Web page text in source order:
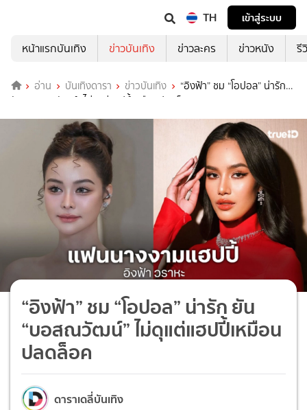
TH
เข้าสู่ระบบ
หน้าแรกบันเทิง
ข่าวบันเทิง ข่าวละคร ข่าวหนัง รี
อ่าน บันเทิงดารา ข่าวบันเทิง
“อิงฟ้า” ชม “โอปอล” น่ารัก
ยัน “บอสณวัฒน์” ไม่ดุแต่แฮปปี้เหมือนปลดล็อค
“อิงฟ้า” ชม “โอปอล” น่ารัก ยัน
“บอสณวัฒน์” ไม่ดุแต่แฮปปี้เหมือน
ปลดล็อค
ดาราเดลี่บันเทิง